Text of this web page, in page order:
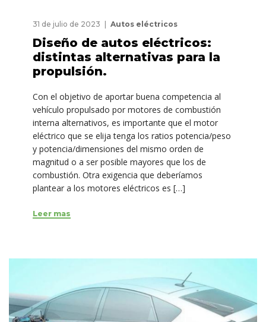
31 de julio de 2023 Autos eléctricos
Diseño de autos eléctricos:
distintas alternativas para la
propulsión.
Con el objetivo de aportar buena competencia al
vehículo propulsado por motores de combustión
interna alternativos, es importante que el motor
eléctrico que se elija tenga los ratios potencia/peso
y potencia/dimensiones del mismo orden de
magnitud o a ser posible mayores que los de
combustión. Otra exigencia que deberíamos
plantear a los motores eléctricos es […]
Leer mas